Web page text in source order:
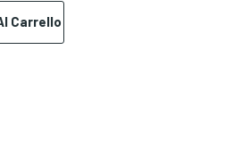
Carrello